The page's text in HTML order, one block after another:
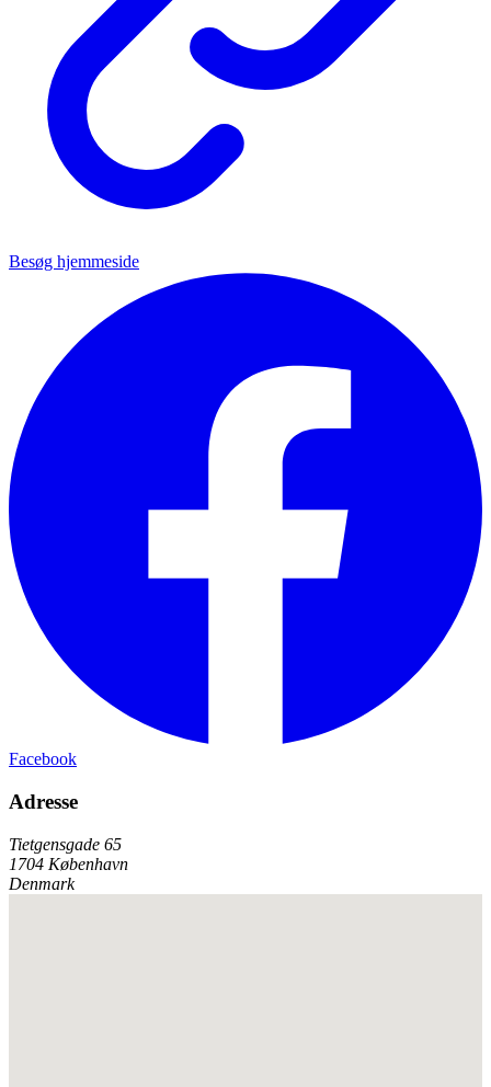
Besøg hjemmeside
Facebook
Adresse
Tietgensgade 65
1704 København
Denmark